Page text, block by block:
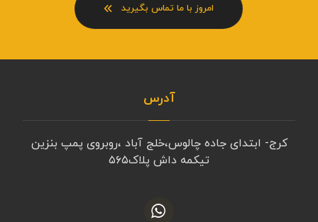
امروز با ما تماس بگیرید
آدرس
کرج- ابتدای جاده چالوس،خلج آباد ،روبروی پمپ بنزین
تیکمه داش پلاک۵۶۵